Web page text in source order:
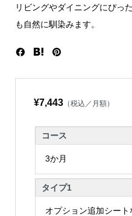
リビングやダイニングにぴっ
も自然に馴染みます。
¥7,443（税込／月額）
コース
タイプ1